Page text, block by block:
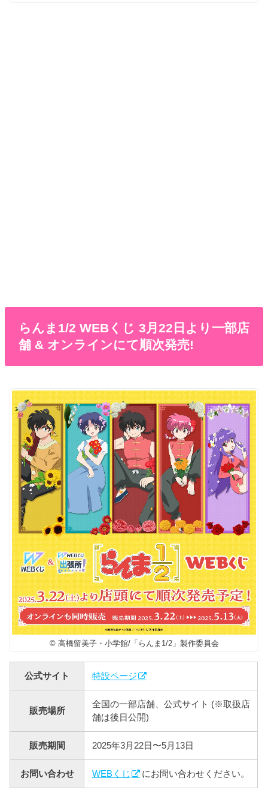
らんま1/2 WEBくじ 3月22日より一部店
舗 & オンラインにて順次発売!
© 高橋留美子・小学館/「らんま1/2」製作委員会
公式サイト 特設ページ
販売場所
全国の一部店舗、公式サイト (※取扱店
舗は後日公開)
販売期間 2025年3月22日〜5月13日
お問い合わせ WEBくじ にお問い合わせください。